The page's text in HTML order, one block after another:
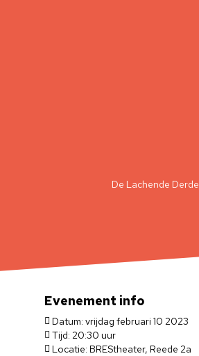
De Lachende Derde
Evenement info
Datum: vrijdag februari 10 2023
Tijd: 20:30 uur
Locatie: BREStheater, Reede 2a